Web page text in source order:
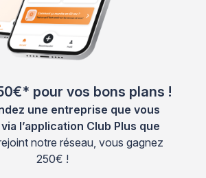
pour vos bons plans !
une entreprise que vous
l’application Club Plus que
notre réseau, vous gagnez
250€ !